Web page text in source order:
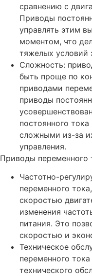
сравнению с
Приводы
управлять этим
моментом, что
тяжелых условий
Сложность:
быть проще по
приводами
приводы
постоянного
сложными из-за
управления.
Приводы переменного
Частотно-
переменного
скоростью
изменения
питания. Это
скоростью и
Техническое
переменного
технического